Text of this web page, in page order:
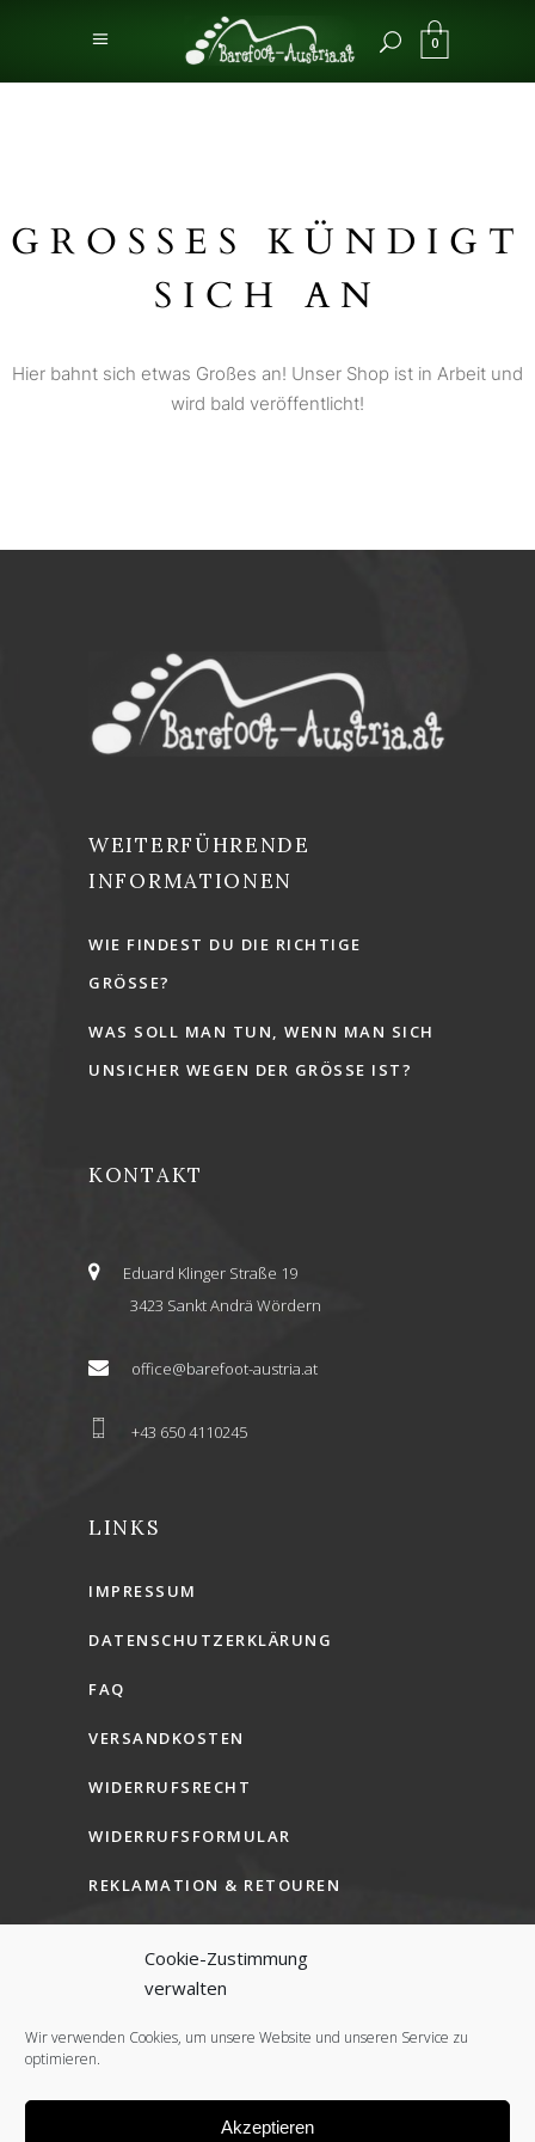
Cookie-Zustimmung
verwalten
Wir verwenden Cookies, um unsere Website und unseren Service zu
optimieren.
Akzeptieren
0
GROSSES KÜNDIGT S
ICH AN
Hier bahnt sich etwas Großes an! Unser Shop ist in Arbeit und
wird bald veröffentlicht!
WEITERFÜHRENDE
INFORMATIONEN
WIE FINDEST DU DIE RICHTIGE
GRÖSSE?
WAS SOLL MAN TUN, WENN MAN SICH
UNSICHER WEGEN DER GRÖSSE IST?
KONTAKT
Eduard Klinger Straße 19
3423 Sankt Andrä Wördern
office@barefoot-austria.at
+43 650 4110245
LINKS
IMPRESSUM
DATENSCHUTZERKLÄRUNG
FAQ
VERSANDKOSTEN
WIDERRUFSRECHT
WIDERRUFSFORMULAR
REKLAMATION & RETOUREN
AGB (B2B)
COOKIE-RICHTLINIE (EU)